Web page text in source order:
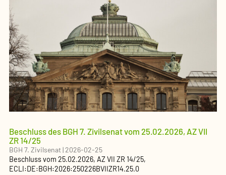
Beschluss des BGH 7. Zivilsenat vom 25.02.2026, AZ VII
ZR 14/25
BGH 7. Zivilsenat|2026-02-25
Beschlussvom 25.02.2026, AZVII ZR 14/25,
ECLI:DE:BGH:2026:250226BVIIZR14.25.0